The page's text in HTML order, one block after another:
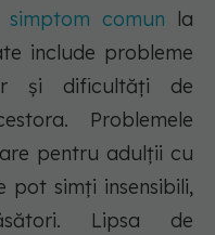
simptom comun la
include probleme
și dificultăți de
Problemele
pentru adulții cu
pot simți insensibili,
Lipsa de